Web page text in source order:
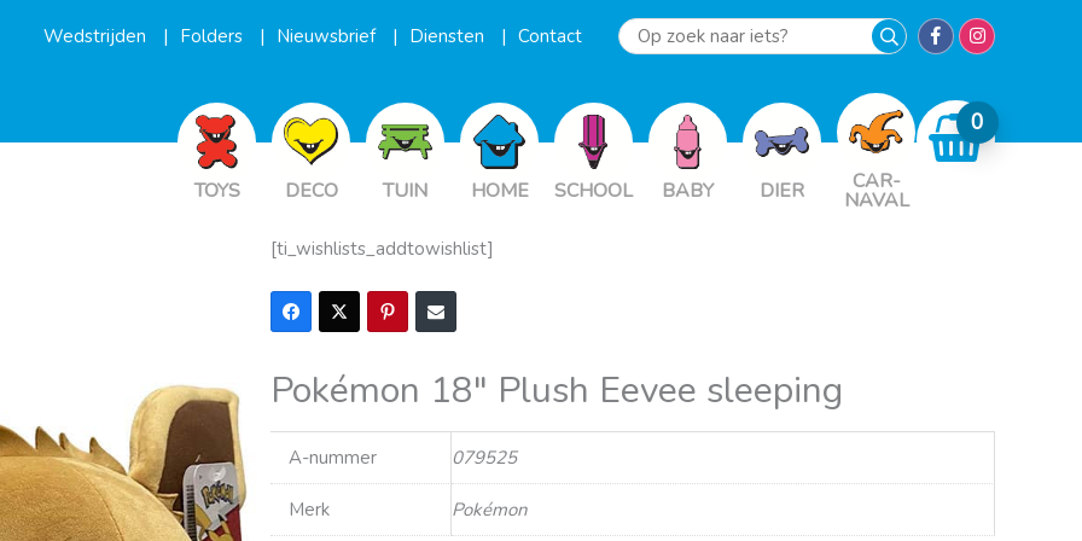
Wedstrijden Folders Nieuwsbrief Diensten Contact
Op
iets?
TOYS DECO TUIN HOME SCHOOL BABY DIER CAR-
NAVAL
[ti_wishlists_addtowishlist]
Pokémon 18″ Plush Eevee sleeping
A-nummer 079525
Merk Pokémon